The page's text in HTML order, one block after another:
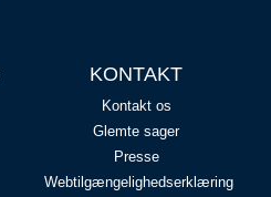
KONTAKT
Kontakt os
Glemte sager
Presse
Webtilgængelighedserklæring